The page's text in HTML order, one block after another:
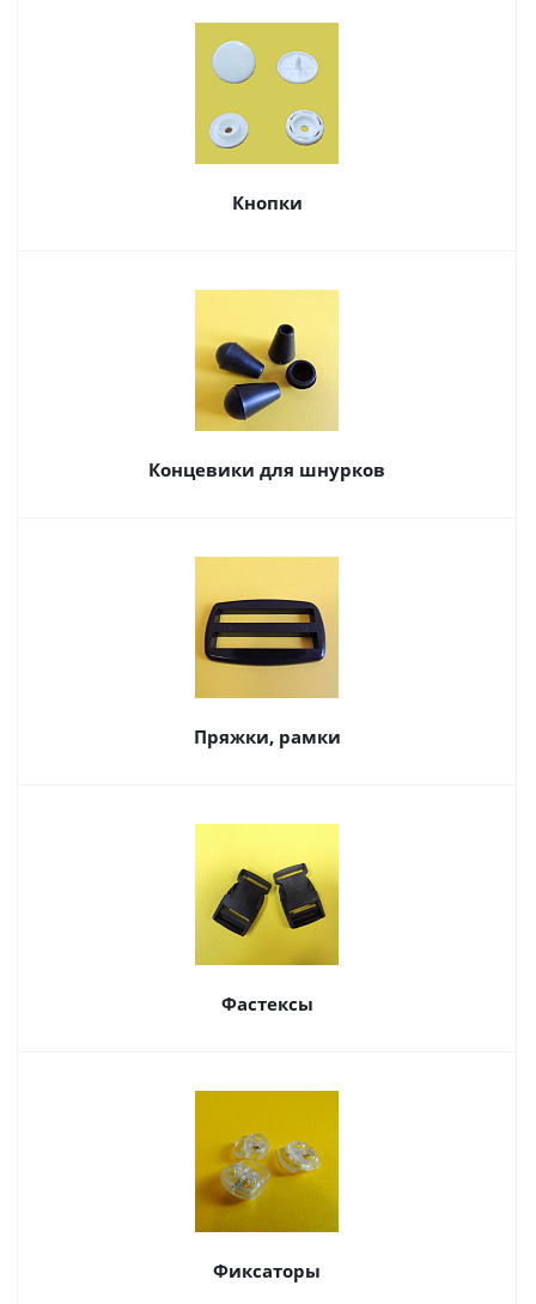
Кнопки
Концевики для шнурков
Пряжки, рамки
Фастексы
Фиксаторы